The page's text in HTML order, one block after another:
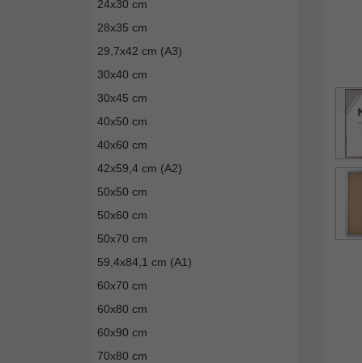
24x30 cm
28x35 cm
29,7x42 cm (A3)
30x40 cm
30x45 cm
40x50 cm
40x60 cm
42x59,4 cm (A2)
50x50 cm
50x60 cm
50x70 cm
59,4x84,1 cm (A1)
60x70 cm
60x80 cm
60x90 cm
70x80 cm